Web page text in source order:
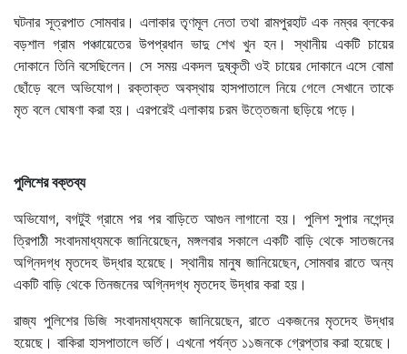
ঘটনার সূত্রপাত সোমবার। এলাকার তৃণমূল নেতা তথা রামপুরহাট এক নম্বর ব্লকের
বড়শাল গ্রাম পঞ্চায়েতের উপপ্রধান ভাদু শেখ খুন হন। স্থানীয় একটি চায়ের
দোকানে তিনি বসেছিলেন। সে সময় একদল দুষ্কৃতী ওই চায়ের দোকানে এসে বোমা
ছোঁড়ে বলে অভিযোগ। রক্তাক্ত অবস্থায় হাসপাতালে নিয়ে গেলে সেখানে তাকে
মৃত বলে ঘোষণা করা হয়। এরপরেই এলাকায় চরম উত্তেজনা ছড়িয়ে পড়ে।
পুলিশের বক্তব্য
অভিযোগ, বগটুই গ্রামে পর পর বাড়িতে আগুন লাগানো হয়। পুলিশ সুপার নগেন্দ্র
ত্রিপাঠী সংবাদমাধ্যমকে জানিয়েছেন, মঙ্গলবার সকালে একটি বাড়ি থেকে সাতজনের
অগ্নিদগ্ধ মৃতদেহ উদ্ধার হয়েছে। স্থানীয় মানুষ জানিয়েছেন, সোমবার রাতে অন্য
একটি বাড়ি থেকে তিনজনের অগ্নিদগ্ধ মৃতদেহ উদ্ধার করা হয়।
রাজ্য পুলিশের ডিজি সংবাদমাধ্যমকে জানিয়েছেন, রাতে একজনের মৃতদেহ উদ্ধার
হয়েছে। বাকিরা হাসপাতালে ভর্তি। এখনো পর্যন্ত ১১জনকে গ্রেপ্তার করা হয়েছে।